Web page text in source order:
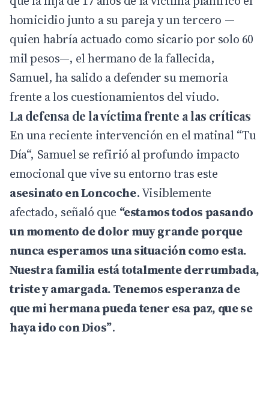
homicidio junto a su pareja y un tercero —
quien habría actuado como sicario por solo 60
mil pesos—, el hermano de la fallecida,
Samuel, ha salido a defender su memoria
frente a los cuestionamientos del viudo.
La defensa de la víctima frente a las críticas
En una reciente intervención en el matinal “Tu
Día“, Samuel se refirió al profundo impacto
emocional que vive su entorno tras este
asesinato en Loncoche. Visiblemente
afectado, señaló que “estamos todos pasando
un momento de dolor muy grande porque
nunca esperamos una situación como esta.
Nuestra familia está totalmente derrumbada,
triste y amargada. Tenemos esperanza de
que mi hermana pueda tener esa paz, que se
haya ido con Dios”.